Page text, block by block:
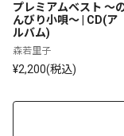
プレミアムベスト ～
んびり小唄～ | CD(ア
ルバム)
森若里子
¥2,200(税込)